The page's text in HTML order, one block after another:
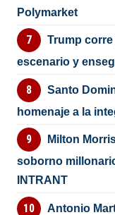
Polymarket
Trump
escenario y
Santo
homenaje a la
Milton
soborno
INTRANT
Antonio